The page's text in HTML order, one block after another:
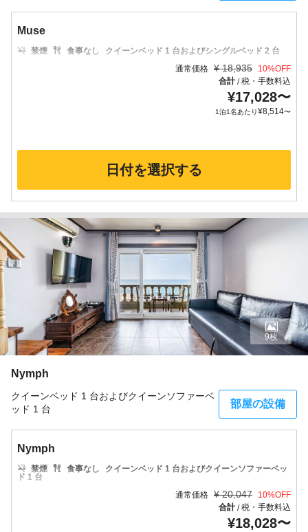
Muse
禁煙 食事なし
クイーンベッド 1 台およびシングルベッド 2 台
通常価格 ¥ 18,935 10%OFF
合計/税・手数料込
¥17,028〜
1泊1名あたり¥8,514〜
日付を選択する
Nymph
クイーンベッド 1 台およびクイーンソファーベ
ッド 1 台
部屋の設備
9枚
Nymph
禁煙 食事なし
クイーンベッド 1 台およびクイーンソファーベッ
ド 1 台
通常価格 ¥ 20,047 10%OFF
合計/税・手数料込
¥18,028〜